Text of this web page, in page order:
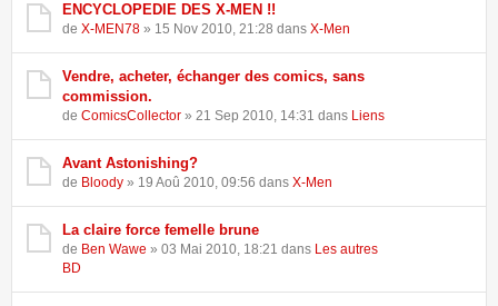
ENCYCLOPEDIE DES X-MEN !!
de X-MEN78 » 15 Nov 2010, 21:28 dans X-Men
Vendre, acheter, échanger des comics, sans
commission.
de ComicsCollector » 21 Sep 2010, 14:31 dans Liens
Avant Astonishing?
de Bloody » 19 Aoû 2010, 09:56 dans X-Men
La claire force femelle brune
de Ben Wawe » 03 Mai 2010, 18:21 dans Les autres
BD